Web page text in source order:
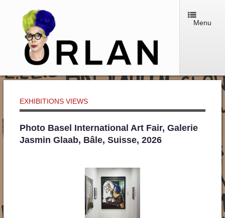
Menu
EXHIBITIONS VIEWS
Photo Basel International Art Fair, Galerie
Jasmin Glaab, Bâle, Suisse, 2026